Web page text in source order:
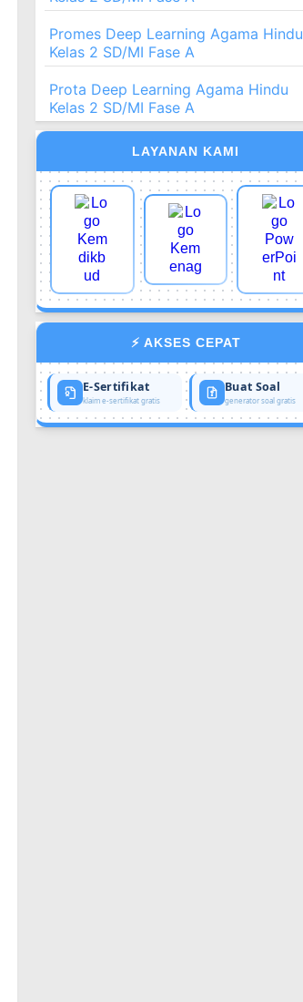
Promes Deep Learning Agama Hindu
Kelas 2 SD/MI Fase A
Prota Deep Learning Agama Hindu
Kelas 2 SD/MI Fase A
LAYANAN KAMI
⚡ AKSES CEPAT
E-Sertifikat
klaim e-sertifikat gratis
Buat Soal
generator soal gratis